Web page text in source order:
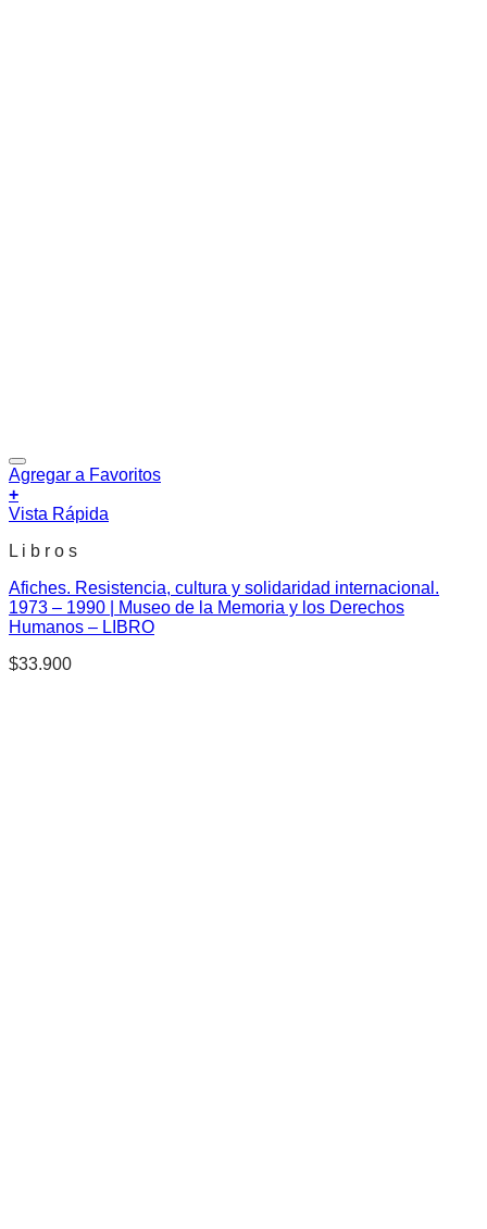
Agregar a Favoritos
+
Vista Rápida
L i b r o s
Afiches. Resistencia, cultura y solidaridad internacional.
1973 – 1990 | Museo de la Memoria y los Derechos
Humanos – LIBRO
$33.900